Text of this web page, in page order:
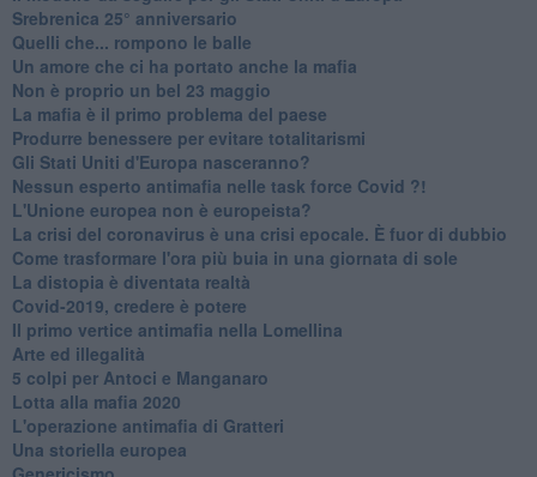
Srebrenica 25° anniversario
Quelli che... rompono le balle
Un amore che ci ha portato anche la mafia
Non è proprio un bel 23 maggio
La mafia è il primo problema del paese
Produrre benessere per evitare totalitarismi
Gli Stati Uniti d'Europa nasceranno?
Nessun esperto antimafia nelle task force Covid ?!
L'Unione europea non è europeista?
La crisi del coronavirus è una crisi epocale. È fuor di dubbio
Come trasformare l'ora più buia in una giornata di sole
​La distopia è diventata realtà
Covid-2019, credere è potere
Il primo vertice antimafia nella Lomellina
Arte ed illegalità
​5 colpi per Antoci e Manganaro
Lotta alla mafia 2020
L'operazione antimafia di Gratteri
Una storiella europea